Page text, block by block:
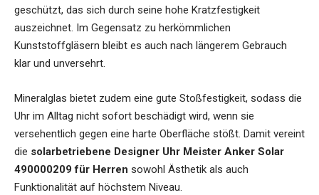
geschützt, das sich durch seine hohe Kratzfestigkeit
auszeichnet. Im Gegensatz zu herkömmlichen
Kunststoffgläsern bleibt es auch nach längerem Gebrauch
klar und unversehrt.
Mineralglas bietet zudem eine gute Stoßfestigkeit, sodass die
Uhr im Alltag nicht sofort beschädigt wird, wenn sie
versehentlich gegen eine harte Oberfläche stößt. Damit vereint
die solarbetriebene Designer Uhr Meister Anker Solar
490000209 für Herren sowohl Ästhetik als auch
Funktionalität auf höchstem Niveau.